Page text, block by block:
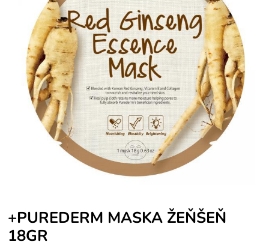
+PUREDERM MASKA ŽEŇŠEŇ
18GR